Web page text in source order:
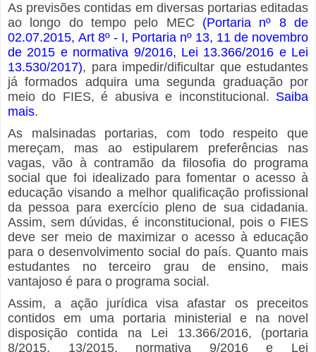
As previsões contidas em diversas portarias editadas
ao longo do tempo pelo MEC (Portaria nº 8 de
02.07.2015, Art 8º - I, Portaria nº 13, 11 de novembro
de 2015 e normativa 9/2016, Lei 13.366/2016 e Lei
13.530/2017), para impedir/dificultar que estudantes
já formados adquira uma segunda graduação por
meio do FIES, é abusiva e inconstitucional. Saiba
mais.
As malsinadas portarias, com todo respeito que
mereçam, mas ao estipularem preferências nas
vagas, vão à contramão da filosofia do programa
social que foi idealizado para fomentar o acesso à
educação visando a melhor qualificação profissional
da pessoa para exercício pleno de sua cidadania.
Assim, sem dúvidas, é inconstitucional, pois o FIES
deve ser meio de maximizar o acesso à educação
para o desenvolvimento social do país. Quanto mais
estudantes no terceiro grau de ensino, mais
vantajoso é para o programa social.
Assim, a ação jurídica visa afastar os preceitos
contidos em uma portaria ministerial e na novel
disposição contida na Lei 13.366/2016, (portaria
8/2015, 13/2015, normativa 9/2016 e Lei